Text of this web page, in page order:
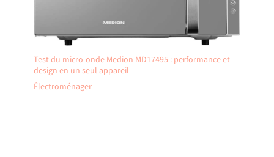
Test du micro-onde Medion MD17495 : performance et
design en un seul appareil
Électroménager